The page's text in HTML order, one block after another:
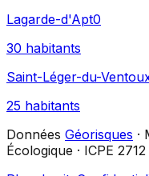
Lagarde-d'Apt0
30 habitants
Saint-Léger-du-
25 habitants
Données Géorisques ·
Écologique · ICPE 2712